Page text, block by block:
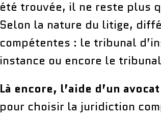
été trouvée, il ne reste plus
Selon la nature du litige,
compétentes : le tribunal
instance ou encore le
Là encore, l’aide d’un
pour choisir la juridiction